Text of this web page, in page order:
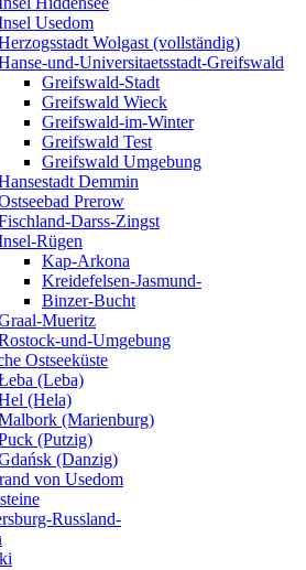
Usedom
Wolgast (vollständig)
und-Universitaetsstadt-Greifswald
Greifswald-Stadt
Greifswald Wieck
Greifswald-im-Winter
Greifswald Test
Greifswald Umgebung
Demmin
Prerow
Darss-Zingst
Rügen
Kap-Arkona
Kreidefelsen-Jasmund-
Binzer-Bucht
Mueritz
und-Umgebung
Ostseeküste
(Leba)
(Hela)
(Marienburg)
(Putzig)
(Danzig)
von Usedom
Russland-